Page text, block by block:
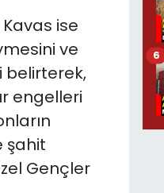
ise
ve
belirterek,
engelleri
şahit
Gençler
6